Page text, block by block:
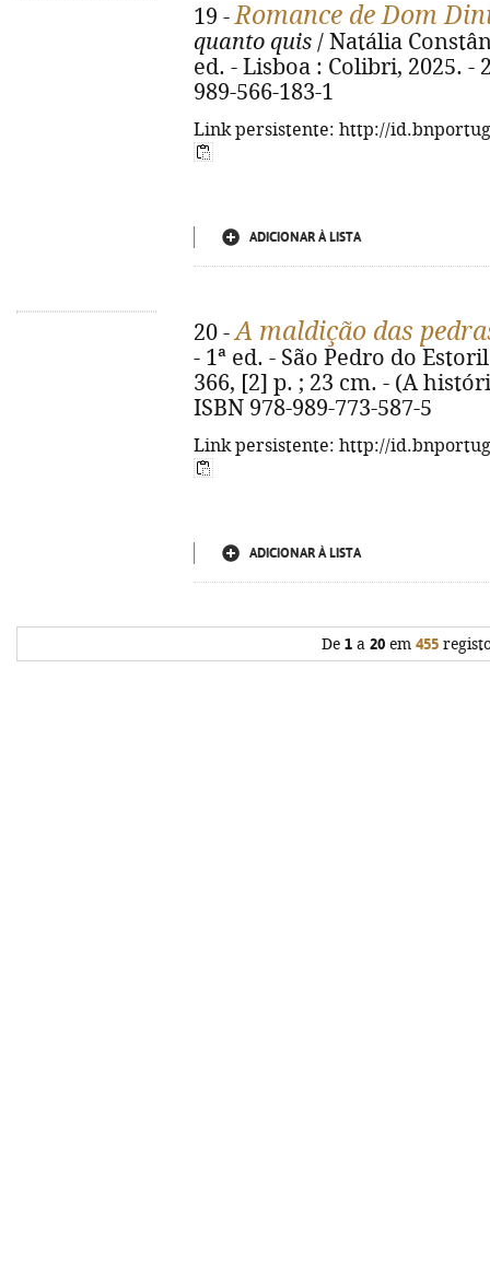
19 -Romance de Dom
quanto quis / Natália
ed. - Lisboa : Colibri, 2025. -
989-566-183-1
Link persistente: http://
ADICIONAR À LISTA
20 -A maldição das
- 1ª ed. - São Pedro do
366, [2] p. ; 23 cm. - (A
ISBN 978-989-773-587-5
Link persistente: http://
ADICIONAR À LISTA
De 1 a 20 em 455